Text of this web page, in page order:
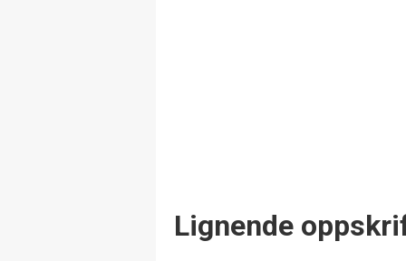
Lignende